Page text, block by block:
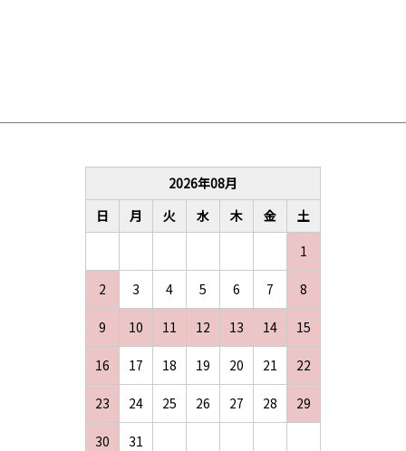
2026年08月
日
月 火 水 木 金
土
1
2 3 4 5 6 7 8
9 10 11 12 13 14 15
16 17 18 19 20 21 22
23 24 25 26 27 28 29
30 31